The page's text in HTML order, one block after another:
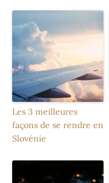
Les 3 meilleures
façons de se rendre en
Slovénie